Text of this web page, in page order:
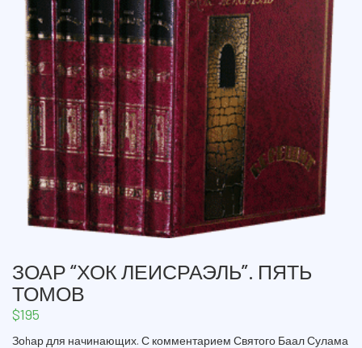
ЗОАР “ХОК ЛЕИСРАЭЛЬ”. ПЯТЬ
ТОМОВ
$195
Зоhар для начинающих. С комментарием Святого Баал Сулама